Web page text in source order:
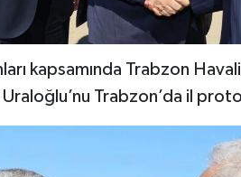
kapsamında Trabzon
Trabzon’da il